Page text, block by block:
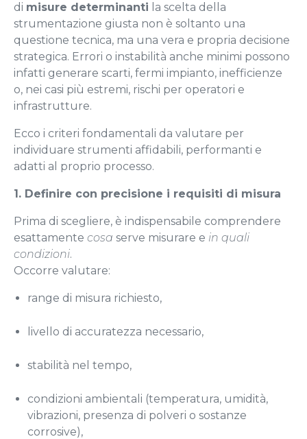
di misure determinanti la scelta della
strumentazione giusta non è soltanto una
questione tecnica, ma una vera e propria decisione
strategica. Errori o instabilità anche minimi possono
infatti generare scarti, fermi impianto, inefficienze
o, nei casi più estremi, rischi per operatori e
infrastrutture.
Ecco i criteri fondamentali da valutare per
individuare strumenti affidabili, performanti e
adatti al proprio processo.
1. Definire con precisione i requisiti di misura
Prima di scegliere, è indispensabile comprendere
esattamente cosa serve misurare e in quali
condizioni.
Occorre valutare:
range di misura richiesto,
livello di accuratezza necessario,
stabilità nel tempo,
condizioni ambientali (temperatura, umidità,
vibrazioni, presenza di polveri o sostanze
corrosive),